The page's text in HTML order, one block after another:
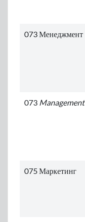
073 Менеджмент
073 Management
075 Маркетинг